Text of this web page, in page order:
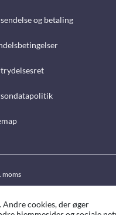
og betaling
moms
cookies, der øger